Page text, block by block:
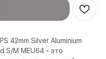
42mm Silver Aluminium
S/M MEU64 - это